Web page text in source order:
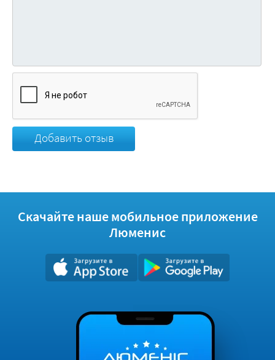
Добавить отзыв
Скачайте наше мобильное приложение
Люменис